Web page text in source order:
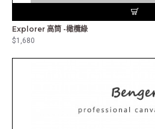
Explorer 高筒 -橄欖綠
$1,680